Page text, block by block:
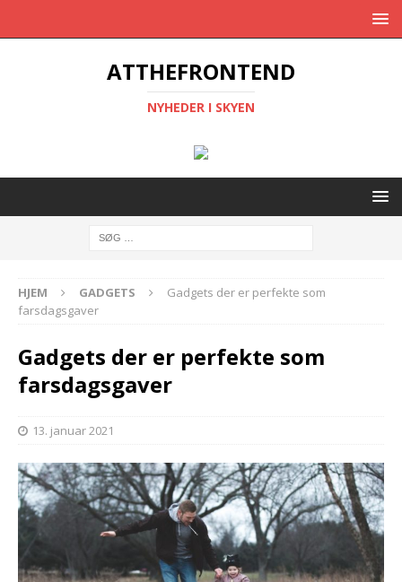
ATTHEFRONTEND
NYHEDER I SKYEN
HJEM GADGETS
Gadgets der er perfekte som
farsdagsgaver
Gadgets der er perfekte som
farsdagsgaver
13. januar 2021